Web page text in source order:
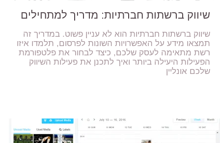
שיווק ברשתות חברתיות: מדריך למתחילים
שיווק ברשתות חברתיות הוא לא עניין פשוט. במדריך זה
תמצאו מידע על האפשרויות השונות לפרסום, תלמדו איזו
רשת מתאימה לעסק שלכם, כיצד לבחור את פלטפורמת
הפעילות היעילה ביותר ואיך לתכנן את פעילות השיווק
שלכם אונליין